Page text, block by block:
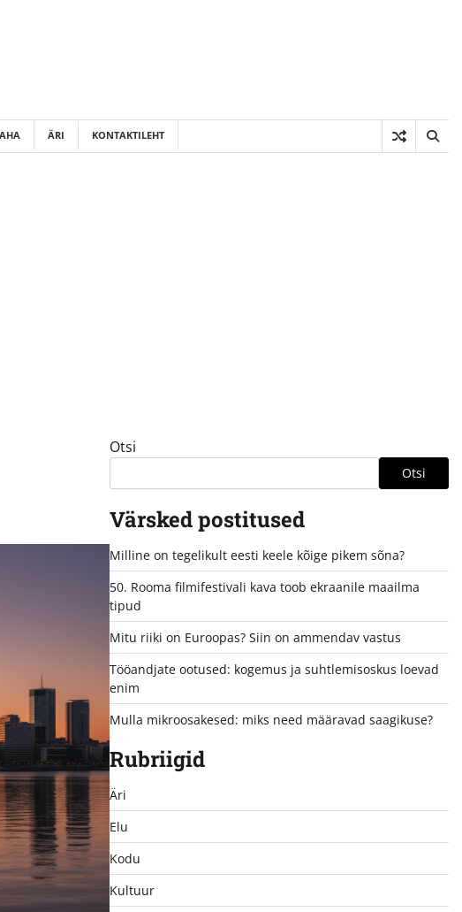
ÄRI KONTAKTILEHT
Otsi
Otsi
Värsked postitused
Milline on tegelikult eesti keele kõige pikem sõna?
50. Rooma filmifestivali kava toob ekraanile maailma
tipud
Mitu riiki on Euroopas? Siin on ammendav vastus
Tööandjate ootused: kogemus ja suhtlemisoskus loevad
enim
Mulla mikroosakesed: miks need määravad saagikuse?
Rubriigid
Äri
Elu
Kodu
Kultuur